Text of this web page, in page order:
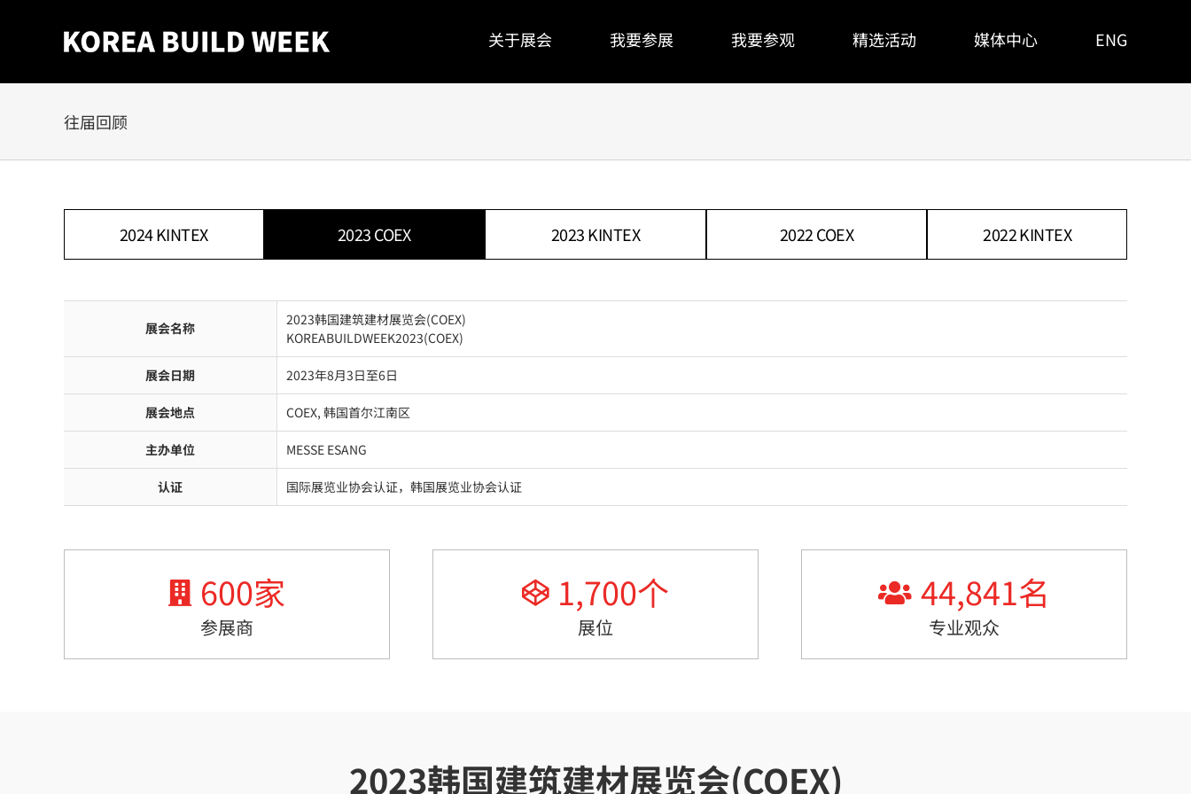
关于展会 我要参展 我要参观 精选活动 媒体中心 ENG
往届回顾
2024 KINTEX 2023 COEX 2023 KINTEX 2022 COEX 2022 KINTEX
展会名称
2023韩国建筑建材展览会(COEX)
KOREABUILDWEEK2023(COEX)
展会日期 2023年8月3日至6日
展会地点 COEX, 韩国首尔江南区
主办单位 MESSE ESANG
认证 国际展览业协会认证，韩国展览业协会认证
600家
参展商
1,700个
展位
44,841名
专业观众
2023韩国建筑建材展览会(COEX)